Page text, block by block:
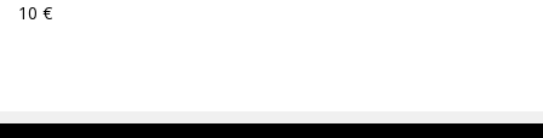
10 €